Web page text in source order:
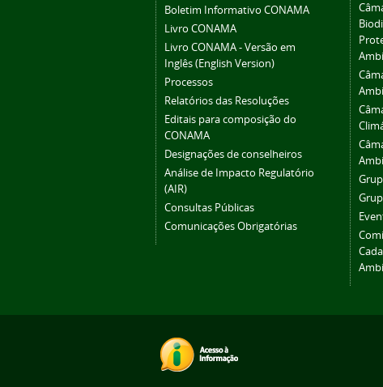
Boletim Informativo CONAMA
Livro CONAMA
Livro CONAMA - Versão em
Inglês (English Version)
Processos
Relatórios das Resoluções
Editais para composição do
CONAMA
Designações de conselheiros
Análise de Impacto Regulatório
(AIR)
Consultas Públicas
Comunicações Obrigatórias